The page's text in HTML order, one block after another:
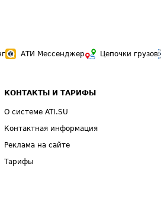
АТИ Мессенджер Цепочки грузов
КОНТАКТЫ И ТАРИФЫ
О системе ATI.SU
Контактная информация
Реклама на сайте
Тарифы